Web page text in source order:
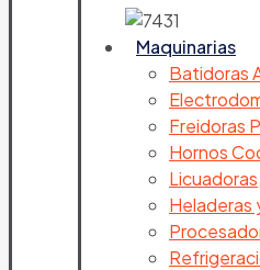
Maquinarias
Batidoras
Freidoras
Hornos
Heladeras